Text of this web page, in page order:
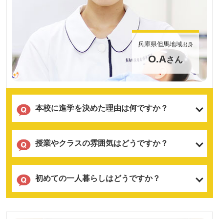
兵庫県但馬地域出身
O.Aさん
本校に進学を決めた理由は何ですか？
授業やクラスの雰囲気はどうですか？
初めての一人暮らしはどうですか？